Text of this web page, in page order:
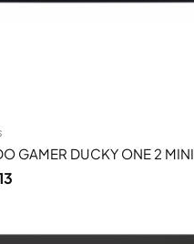
GAMER DUCKY ONE 2 MINI